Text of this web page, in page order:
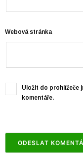
Webová stránka
Uložit do prohlížeče
komentáře.